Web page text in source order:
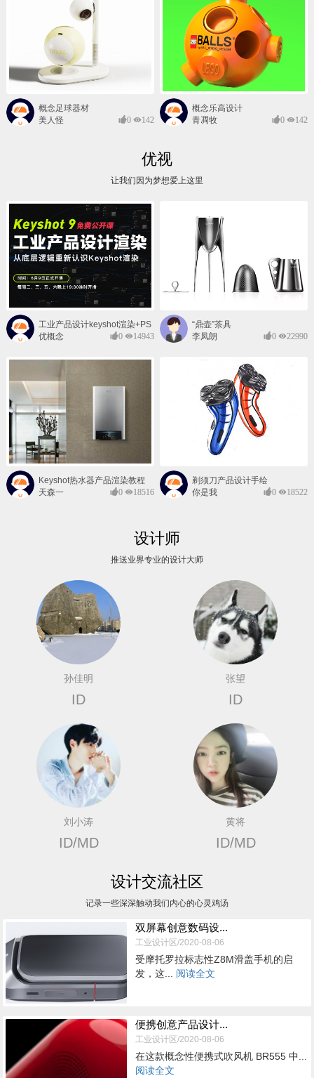
概念足球器材
美人怪
0 142
概念乐高设计
青凋牧
0 142
优视
让我们因为梦想爱上这里
工业产品设计keyshot渲染+PS
后期班
优概念 0 14943
“鼎壶”茶具
李凤朗
0 22990
Keyshot热水器产品渲染教程
天森一
0 18516
剃须刀产品设计手绘
你是我
0 18522
设计师
推送业界专业的设计大师
孙佳明
ID
张望
ID
刘小涛
ID/MD
黄将
ID/MD
设计交流社区
记录一些深深触动我们内心的心灵鸡汤
双屏幕创意数码设...
工业设计区/2020-08-06
受摩托罗拉标志性Z8M滑盖手机的启
发，这... 阅读全文
便携创意产品设计...
工业设计区/2020-08-06
在这款概念性便携式吹风机 BR555 中...
阅读全文